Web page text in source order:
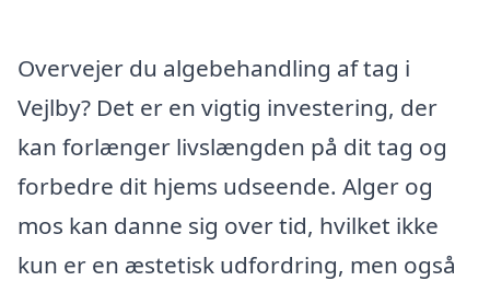
Overvejer du algebehandling af tag i
Vejlby? Det er en vigtig investering, der
kan forlænger livslængden på dit tag og
forbedre dit hjems udseende. Alger og
mos kan danne sig over tid, hvilket ikke
kun er en æstetisk udfordring, men også